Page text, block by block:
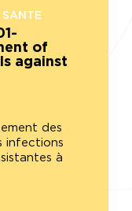
SANTE
of
against
des
infections
à